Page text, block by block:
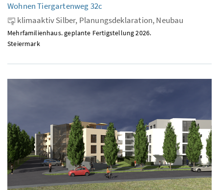
Wohnen Tiergartenweg 32c
klimaaktiv Silber, Planungsdeklaration, Neubau
Mehrfamilienhaus. geplante Fertigstellung 2026.
Steiermark